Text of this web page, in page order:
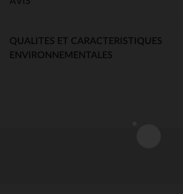
QUALITES ET CARACTERISTIQUES
ENVIRONNEMENTALES